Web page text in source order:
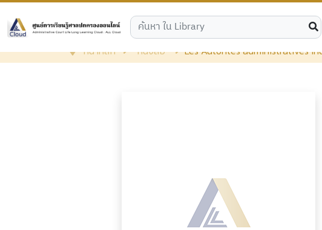
หน้าหลัก
หนังสือ Les Autorites administratives